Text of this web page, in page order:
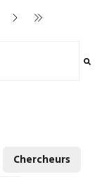
Chercheurs